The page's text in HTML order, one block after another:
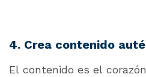
4. Crea contenido
El contenido es el